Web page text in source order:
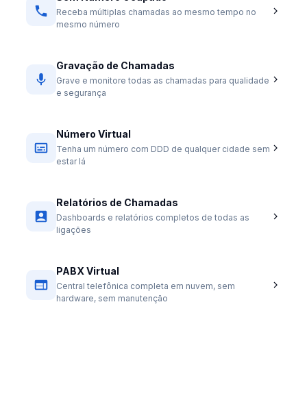
Receba múltiplas chamadas ao mesmo tempo no
mesmo número
Gravação de Chamadas
Grave e monitore todas as chamadas para qualidade
e segurança
Número Virtual
Tenha um número com DDD de qualquer cidade sem
estar lá
Relatórios de Chamadas
Dashboards e relatórios completos de todas as
ligações
PABX Virtual
Central telefônica completa em nuvem, sem
hardware, sem manutenção